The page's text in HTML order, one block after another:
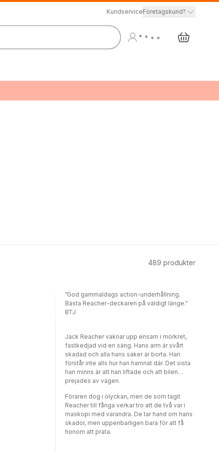
KundserviceFöretagskund?
489 produkter
”God gammaldags action-underhållning.
Bästa Reacher-deckaren på väldigt länge.”
BTJ
Jack Reacher vaknar upp ensam i mörkret,
fastkedjad vid en säng. Hans arm är svårt
skadad och alla hans saker är borta. Han
förstår inte alls hur han hamnat där. Det sista
han minns är att han liftade och att bilen
prejades av vägen.
Föraren dog i olyckan, men de som tagit
Reacher till fånga verkar tro att de två var i
maskopi med varandra. De tar hand om hans
skador, men uppenbarligen bara för att få
honom att prata.